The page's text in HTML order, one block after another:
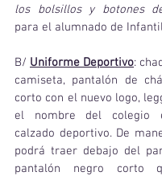
los bolsillos y botones
para el alumnado de
B/ Uniforme Deportivo:
camiseta, pantalón de
corto con el nuevo logo,
el nombre del colegio
calzado deportivo. De
podrá traer debajo del
pantalón negro corto